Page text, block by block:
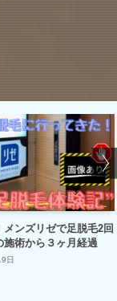
2回
【最終結果】メ
に通った男！ツ